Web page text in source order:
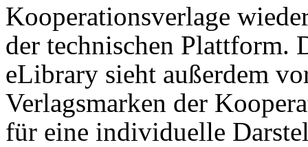
Kooperationsverlage
der technischen Plattform.
eLibrary sieht außerdem
Verlagsmarken der
für eine individuelle